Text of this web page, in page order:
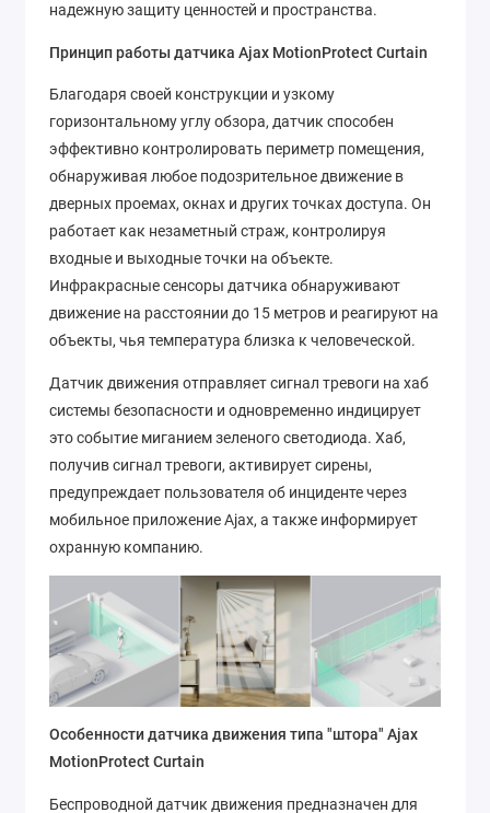
надежную защиту ценностей и пространства.
Принцип работы датчика Ajax MotionProtect Curtain
Благодаря своей конструкции и узкому
горизонтальному углу обзора, датчик способен
эффективно контролировать периметр помещения,
обнаруживая любое подозрительное движение в
дверных проемах, окнах и других точках доступа. Он
работает как незаметный страж, контролируя
входные и выходные точки на объекте.
Инфракрасные сенсоры датчика обнаруживают
движение на расстоянии до 15 метров и реагируют на
объекты, чья температура близка к человеческой.
Датчик движения отправляет сигнал тревоги на хаб
системы безопасности и одновременно индицирует
это событие миганием зеленого светодиода. Хаб,
получив сигнал тревоги, активирует сирены,
предупреждает пользователя об инциденте через
мобильное приложение Ajax, а также информирует
охранную компанию.
Особенности датчика движения типа "штора" Ajax
MotionProtect Curtain
Беспроводной датчик движения предназначен для